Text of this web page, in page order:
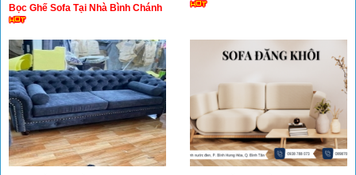
Bọc Ghế Sofa Tại Nhà Bình Chánh